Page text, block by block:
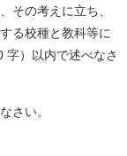
その考えに立ち、
る校種と教科等に
字）以内で述べなさ
さい。